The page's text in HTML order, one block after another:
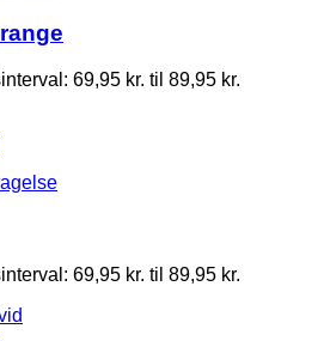
69,95 kr. til 89,95 kr.
69,95 kr. til 89,95 kr.